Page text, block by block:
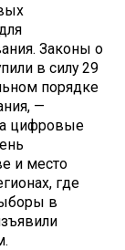
Законы о
в силу 29
порядке
—
цифровые
и место
где
в